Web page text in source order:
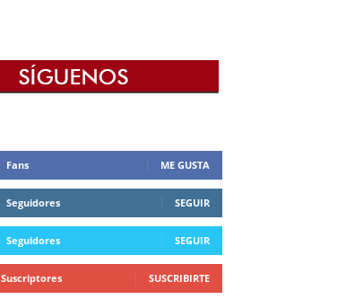
Fans ME GUSTA
Seguidores SEGUIR
Seguidores SEGUIR
Suscriptores SUSCRIBIRTE